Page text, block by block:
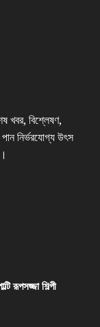
খবর, বিশ্লেষণ,
নির্ভরযোগ্য উৎস
রূপসজ্জা শিল্পী